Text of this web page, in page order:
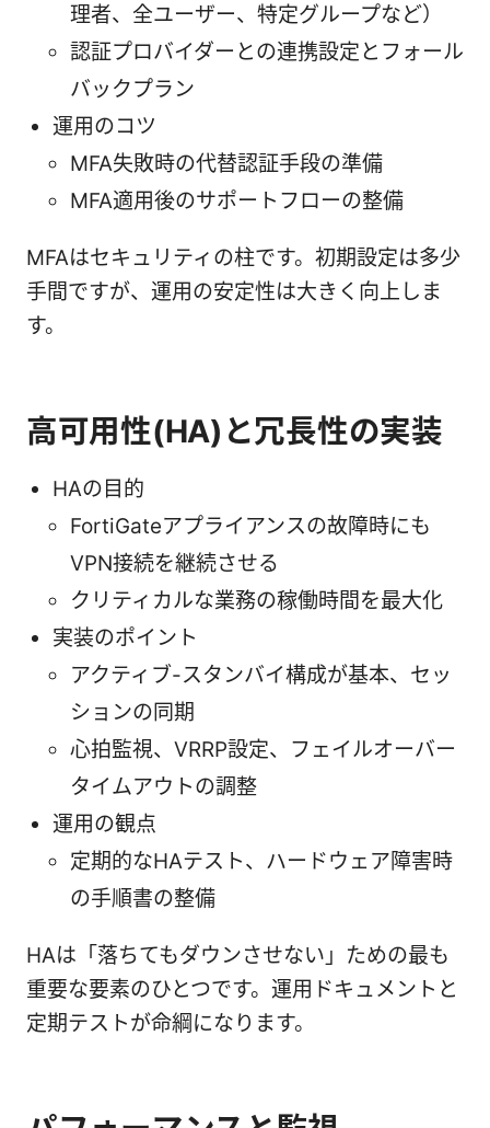
理者、全ユーザー、特定グループなど）
認証プロバイダーとの連携設定とフォール
バックプラン
運用のコツ
MFA失敗時の代替認証手段の準備
MFA適用後のサポートフローの整備
MFAはセキュリティの柱です。初期設定は多少
手間ですが、運用の安定性は大きく向上しま
す。
高可用性(HA)と冗長性の実装
HAの目的
FortiGateアプライアンスの故障時にも
VPN接続を継続させる
クリティカルな業務の稼働時間を最大化
実装のポイント
アクティブ-スタンバイ構成が基本、セッ
ションの同期
心拍監視、VRRP設定、フェイルオーバー
タイムアウトの調整
運用の観点
定期的なHAテスト、ハードウェア障害時
の手順書の整備
HAは「落ちてもダウンさせない」ための最も
重要な要素のひとつです。運用ドキュメントと
定期テストが命綱になります。